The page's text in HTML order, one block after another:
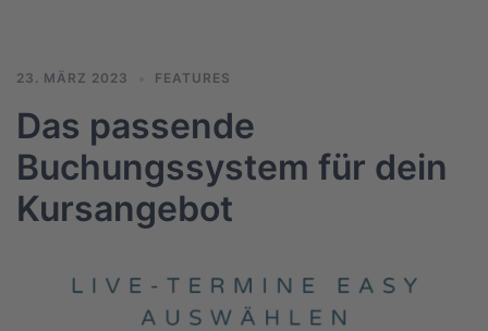
23. MÄRZ 2023 FEATURES
Das passende
Buchungssystem für dein
Kursangebot